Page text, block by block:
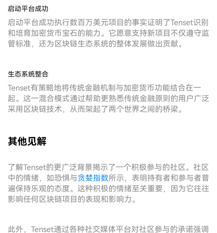
启动平台成功
启动平台成功执行数百万美元项目的事实证明了Tenset识别
和培育加密货币宝石的能力。它愿意支持新项目不仅遵守监
管标准，还为区块链生态系统的整体发展做出贡献。
生态系统整合
Tenset有策略地将传统金融机制与加密货币功能结合在一
起。这一混合模式通过帮助更熟悉传统金融原则的用户广泛
采用区块链技术，从而架起了两个世界之间的桥梁。
其他见解
了解Tenset的更广泛背景揭示了一个积极参与的社区。社区
中的情绪，如恐惧与贪婪指数所示，表明持有者和参与者普
遍保持乐观的态度。这种积极的情绪至关重要，因为它往往
影响任何区块链项目的表现和影响力。
此外，Tenset通过各种社交媒体平台对社区参与的承诺强调